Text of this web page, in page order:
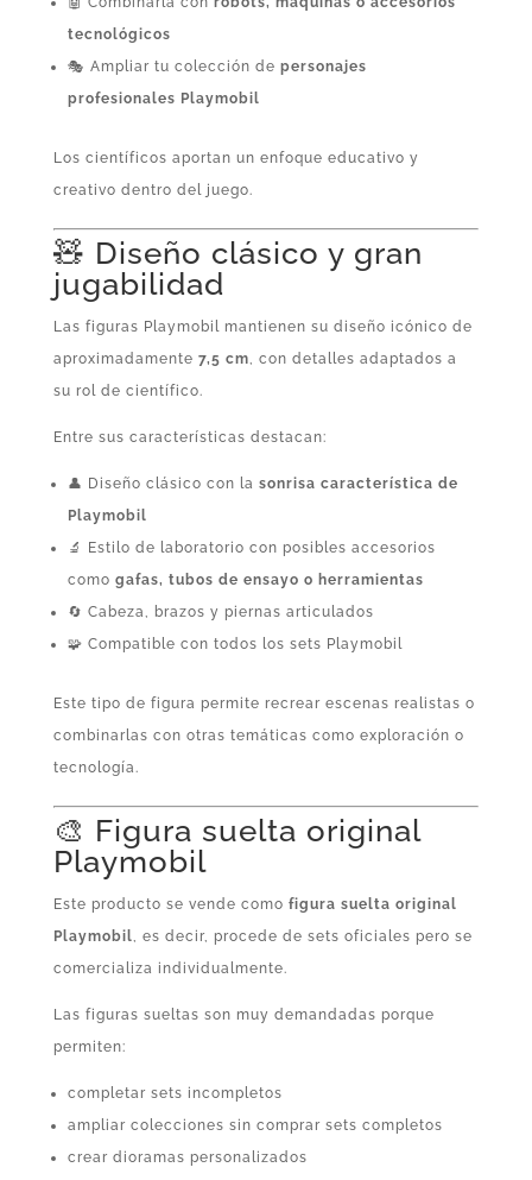
tecnológicos
🎭 Ampliar tu colección de personajes
profesionales Playmobil
Los científicos aportan un enfoque educativo y
creativo dentro del juego.
🧸 Diseño clásico y gran
jugabilidad
Las figuras Playmobil mantienen su diseño icónico de
aproximadamente 7,5 cm, con detalles adaptados a
su rol de científico.
Entre sus características destacan:
👤 Diseño clásico con la sonrisa característica de
Playmobil
🔬 Estilo de laboratorio con posibles accesorios
como gafas, tubos de ensayo o herramientas
🔄 Cabeza, brazos y piernas articulados
🧩 Compatible con todos los sets Playmobil
Este tipo de figura permite recrear escenas realistas o
combinarlas con otras temáticas como exploración o
tecnología.
🎨 Figura suelta original
Playmobil
Este producto se vende como figura suelta original
Playmobil, es decir, procede de sets oficiales pero se
comercializa individualmente.
Las figuras sueltas son muy demandadas porque
permiten:
completar sets incompletos
ampliar colecciones sin comprar sets completos
crear dioramas personalizados